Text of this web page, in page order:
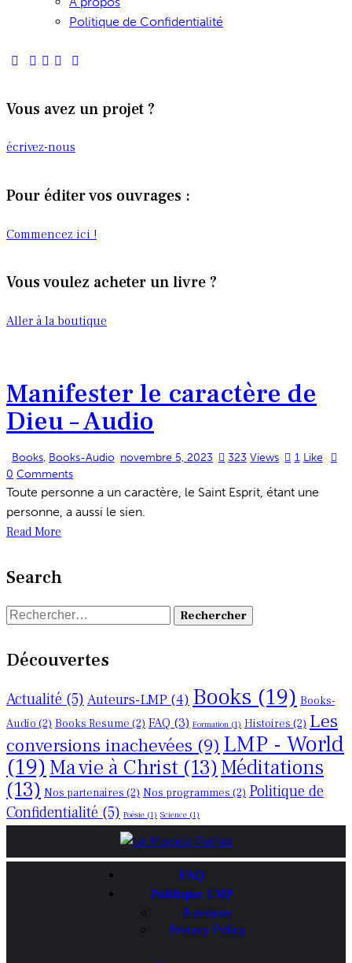
Politique de Confidentialité
Vous avez un projet ?
écrivez-nous
Pour éditer vos ouvrages :
Commencez ici !
Vous voulez acheter un livre ?
Aller à la boutique
Manifester le caractère de
Dieu – Audio
Books, Books-Audio novembre 5, 2023 323 Views 1 Like
0 Comments
Toute personne a un caractère, le Saint Esprit, étant une
personne, a aussi le sien.
Read More
Search
Rechercher :
Découvertes
Actualité (5) Auteurs-LMP (4) Books (19) Books-
Audio (2) Books Resume (2) FAQ (3) Formation (1) Histoires (2) Les
conversions inachevées (9) LMP - World
(19) Ma vie à Christ (13) Méditations
(13) Nos partenaires (2) Nos programmes (2) Politique de
Confidentialité (5) Poésie (1) Science (1)
FAQ
Politique LMP
A propos
Privacy Policy